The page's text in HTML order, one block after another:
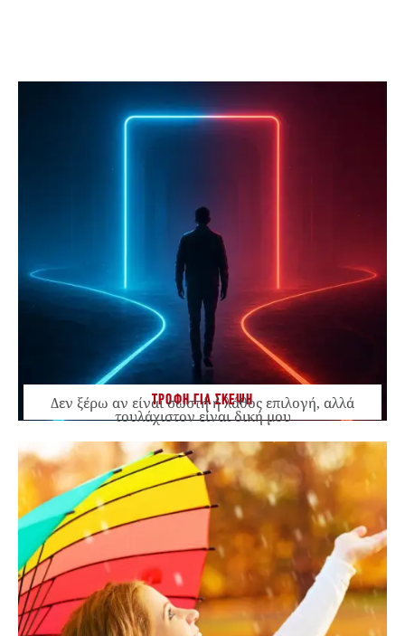
ΤΡΟΦΗ ΓΙΑ ΣΚΕΨΗ
Δεν ξέρω αν είναι σωστή ή λάθος επιλογή, αλλά
τουλάχιστον είναι δική μου